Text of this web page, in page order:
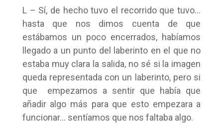
L – Sí, de hecho tuvo el recorrido que tuvo…
hasta que nos dimos cuenta de que
estábamos un poco encerrados, habíamos
llegado a un punto del laberinto en el que no
estaba muy clara la salida, no sé si la imagen
queda representada con un laberinto, pero si
que empezamos a sentir que había que
añadir algo más para que esto empezara a
funcionar… sentíamos que nos faltaba algo.